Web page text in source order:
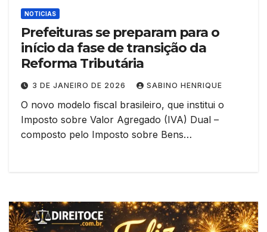
NOTICIAS
Prefeituras se preparam para o
início da fase de transição da
Reforma Tributária
3 DE JANEIRO DE 2026 SABINO HENRIQUE
O novo modelo fiscal brasileiro, que institui o
Imposto sobre Valor Agregado (IVA) Dual –
composto pelo Imposto sobre Bens…